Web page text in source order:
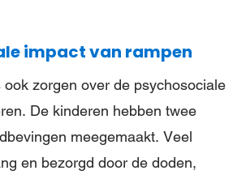
impact van rampen
ook zorgen over de psychosociale
De kinderen hebben twee
meegemaakt. Veel
en bezorgd door de doden,